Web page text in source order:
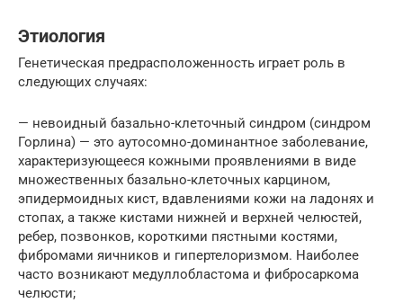
Этиология
Генетическая предрасположенность играет роль в
следующих случаях:
— невоидный базально-клеточный синдром (синдром
Горлина) — это аутосомно-доминантное заболевание,
характеризующееся кожными проявлениями в виде
множественных базально-клеточных карцином,
эпидермоидных кист, вдавлениями кожи на ладонях и
стопах, а также кистами нижней и верхней челюстей,
ребер, позвонков, короткими пястными костями,
фибромами яичников и гипертелоризмом. Наиболее
часто возникают медуллобластома и фибросаркома
челюсти;